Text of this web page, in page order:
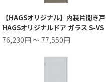
【HAGSオリジナル】内装片開き戸
HAGSオリジナルドア ガラス S-VS
76,230円 ～ 77,550円